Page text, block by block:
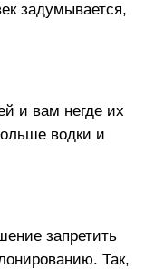
задумывается,
и вам негде их
водки и
запретить
Так,